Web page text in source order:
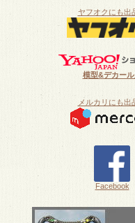
ヤフオクにも出
模型&デカー
メルカリにも出
Facebook